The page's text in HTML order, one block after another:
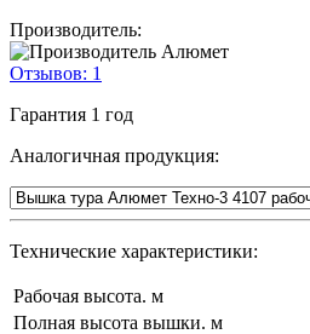
Производитель:
Отзывов: 1
Гарантия 1 год
Аналогичная продукция:
Технические характеристики:
Рабочая высота. м
Полная высота вышки. м